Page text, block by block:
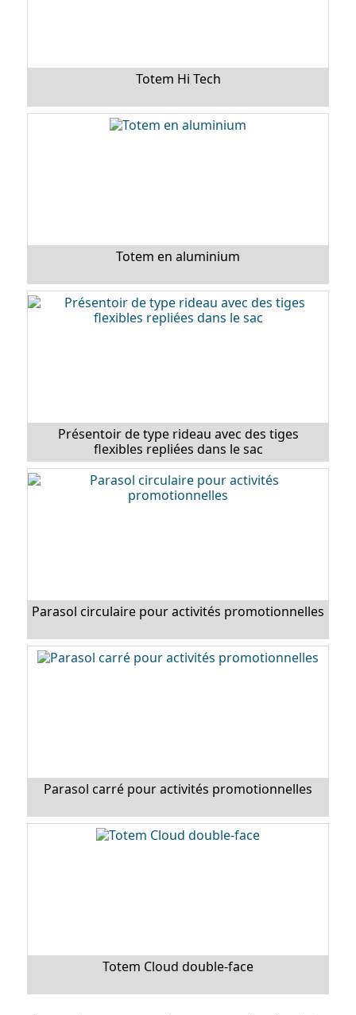
Totem Hi Tech
Totem en aluminium
Présentoir de type rideau avec des tiges
flexibles repliées dans le sac
Parasol circulaire pour activités promotionnelles
Parasol carré pour activités promotionnelles
Totem Cloud double-face